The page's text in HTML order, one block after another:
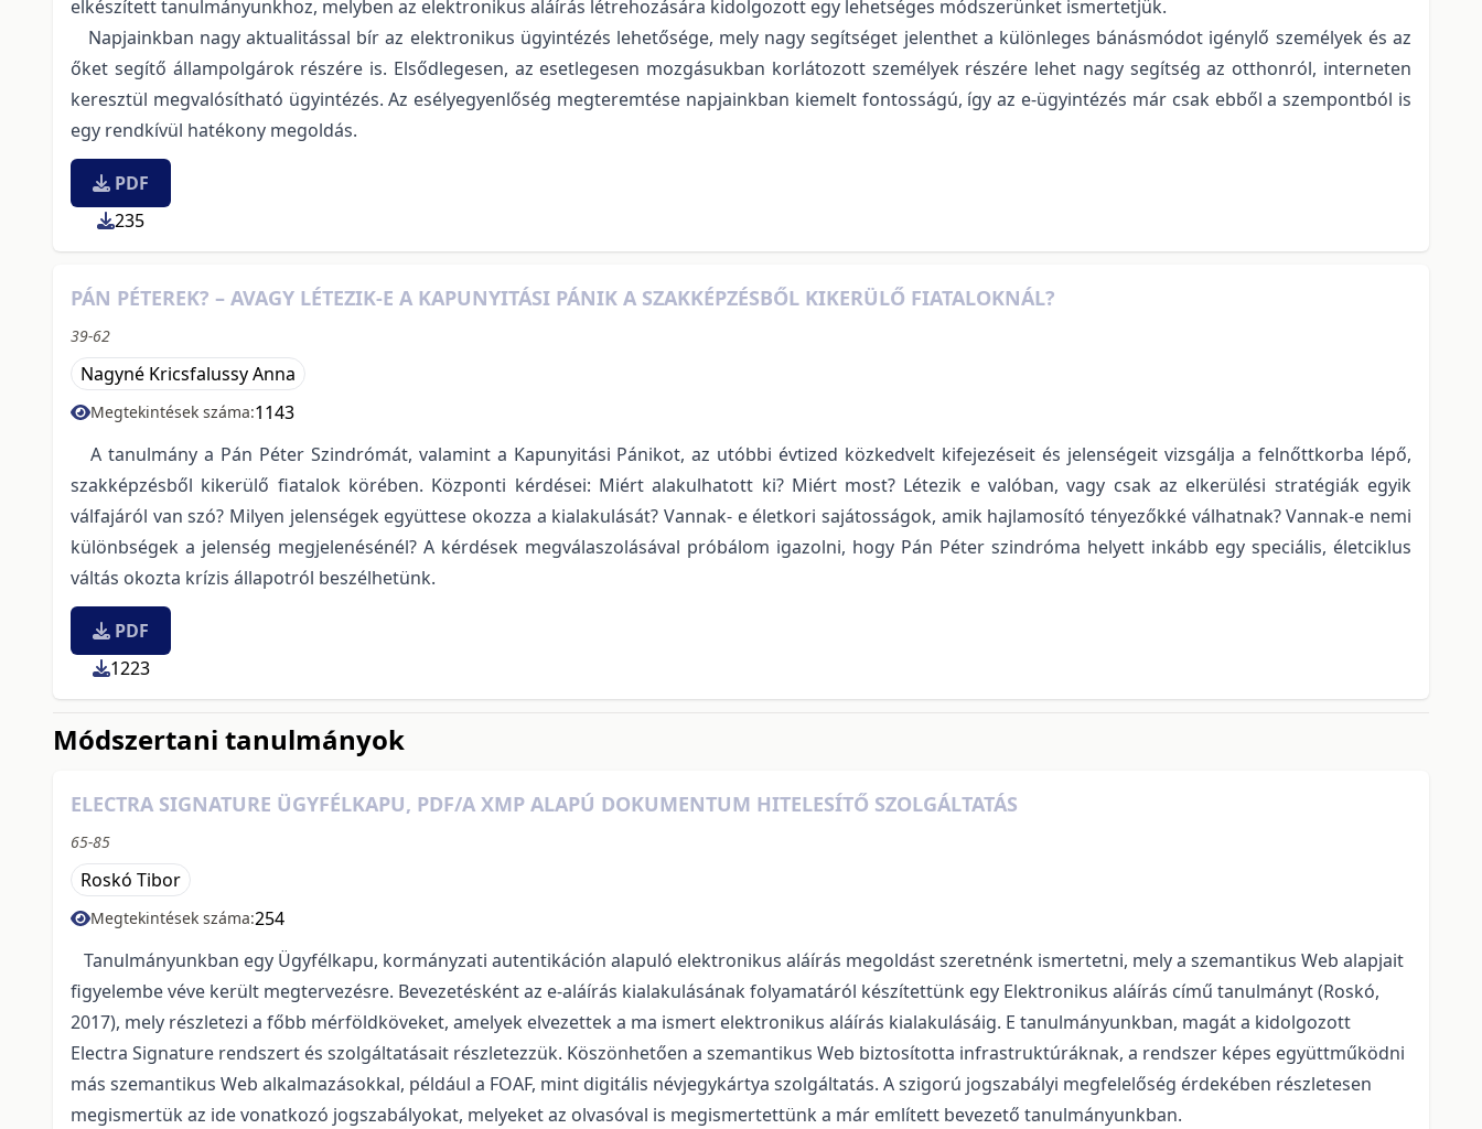
elkészített tanulmányunkhoz, melyben az elektronikus aláírás létrehozására kidolgozott egy lehetséges módszerünket ismertetjük.
Napjainkban nagy aktualitással bír az elektronikus ügyintézés lehetősége, mely nagy segítséget jelenthet a különleges bánásmódot igénylő személyek és az
őket segítő állampolgárok részére is. Elsődlegesen, az esetlegesen mozgásukban korlátozott személyek részére lehet nagy segítség az otthonról, interneten
keresztül megvalósítható ügyintézés. Az esélyegyenlőség megteremtése napjainkban kiemelt fontosságú, így az e-ügyintézés már csak ebből a szempontból is
egy rendkívül hatékony megoldás.
PDF
235
PÁN PÉTEREK? – AVAGY LÉTEZIK-E A KAPUNYITÁSI PÁNIK A SZAKKÉPZÉSBŐL KIKERÜLŐ FIATALOKNÁL?
39-62
Nagyné Kricsfalussy Anna
Megtekintések száma:1143
A tanulmány a Pán Péter Szindrómát, valamint a Kapunyitási Pánikot, az utóbbi évtized közkedvelt kifejezéseit és jelenségeit vizsgálja a felnőttkorba lépő,
szakképzésből kikerülő fiatalok körében. Központi kérdései: Miért alakulhatott ki? Miért most? Létezik e valóban, vagy csak az elkerülési stratégiák egyik
válfajáról van szó? Milyen jelenségek együttese okozza a kialakulását? Vannak- e életkori sajátosságok, amik hajlamosító tényezőkké válhatnak? Vannak-e nemi
különbségek a jelenség megjelenésénél? A kérdések megválaszolásával próbálom igazolni, hogy Pán Péter szindróma helyett inkább egy speciális, életciklus
váltás okozta krízis állapotról beszélhetünk.
PDF
1223
Módszertani tanulmányok
ELECTRA SIGNATURE ÜGYFÉLKAPU, PDF/A XMP ALAPÚ DOKUMENTUM HITELESÍTŐ SZOLGÁLTATÁS
65-85
Roskó Tibor
Megtekintések száma:254
Tanulmányunkban egy Ügyfélkapu, kormányzati autentikáción alapuló elektronikus aláírás megoldást szeretnénk ismertetni, mely a szemantikus Web alapjait
figyelembe véve került megtervezésre. Bevezetésként az e-aláírás kialakulásának folyamatáról készítettünk egy Elektronikus aláírás című tanulmányt (Roskó,
2017), mely részletezi a főbb mérföldköveket, amelyek elvezettek a ma ismert elektronikus aláírás kialakulásáig. E tanulmányunkban, magát a kidolgozott
Electra Signature rendszert és szolgáltatásait részletezzük. Köszönhetően a szemantikus Web biztosította infrastruktúráknak, a rendszer képes együttműködni
más szemantikus Web alkalmazásokkal, például a FOAF, mint digitális névjegykártya szolgáltatás. A szigorú jogszabályi megfelelőség érdekében részletesen
megismertük az ide vonatkozó jogszabályokat, melyeket az olvasóval is megismertettünk a már említett bevezető tanulmányunkban.